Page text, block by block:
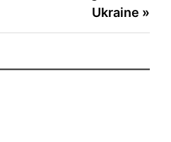
Ukraine »